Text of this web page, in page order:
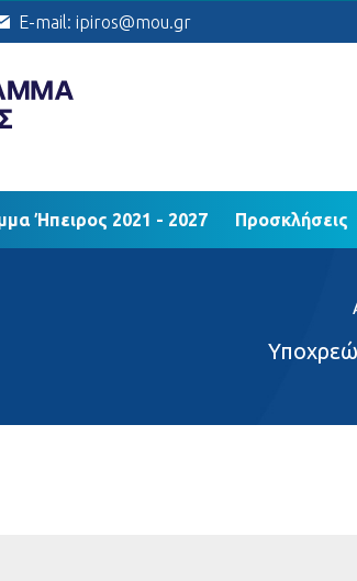
Ήπειρος 2021 - 2027
E-mail: ipiros@mou.gr
Ήπειρος 2021 - 2027 Προσκλήσεις